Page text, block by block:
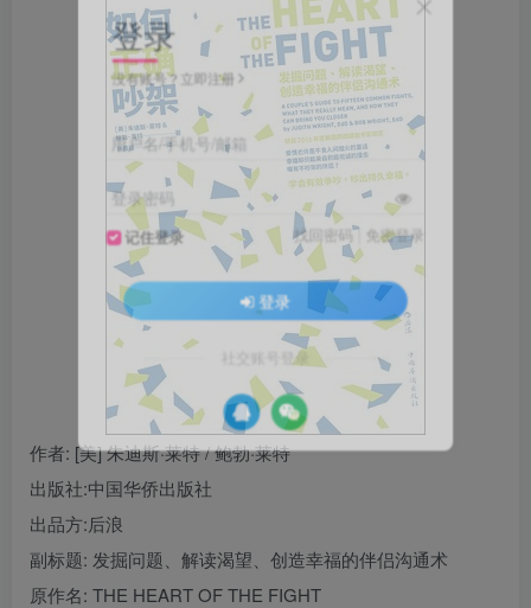
作者: [美] 朱迪斯·莱特 / 鲍勃·莱特
出版社:中国华侨出版社
出品方:后浪
副标题: 发掘问题、解读渴望、创造幸福的伴侣沟通术
原作名: THE HEART OF THE FIGHT
登录
没有账号？立即注册
用户名/手机号/邮箱
登录密码
记住登录 找回密码|免密登录
登录
社交账号登录